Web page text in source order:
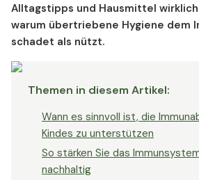
Alltagstipps und Hausmittel
warum übertriebene Hygiene dem
schadet als nützt.
Themen in diesem Artikel:
Wann es sinnvoll ist, die
Kindes zu unterstützen
So stärken Sie das
nachhaltig